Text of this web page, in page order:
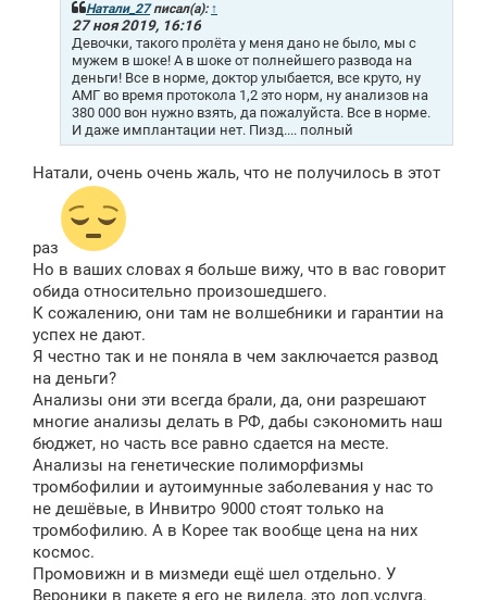
Натали_27писал(а): ↑
27 ноя 2019, 16:16
Девочки, такого пролёта у меня дано не было, мы с
мужем в шоке! А в шоке от полнейшего развода на
деньги! Все в норме, доктор улыбается, все круто, ну
АМГ во время протокола 1,2 это норм, ну анализов на
380 000 вон нужно взять, да пожалуйста. Все в норме.
И даже имплантации нет. Пизд.... полный
Натали, очень очень жаль, что не получилось в этот
раз
Но в ваших словах я больше вижу, что в вас говорит
обида относительно произошедшего.
К сожалению, они там не волшебники и гарантии на
успех не дают.
Я честно так и не поняла в чем заключается развод
на деньги?
Анализы они эти всегда брали, да, они разрешают
многие анализы делать в РФ, дабы сэкономить наш
бюджет, но часть все равно сдается на месте.
Анализы на генетические полиморфизмы
тромбофилии и аутоимунные заболевания у нас то
не дешёвые, в Инвитро 9000 стоят только на
тромбофилию. А в Корее так вообще цена на них
космос.
Промовижн и в мизмеди ещё шел отдельно. У
Вероники в пакете я его не видела, это доп.услуга.